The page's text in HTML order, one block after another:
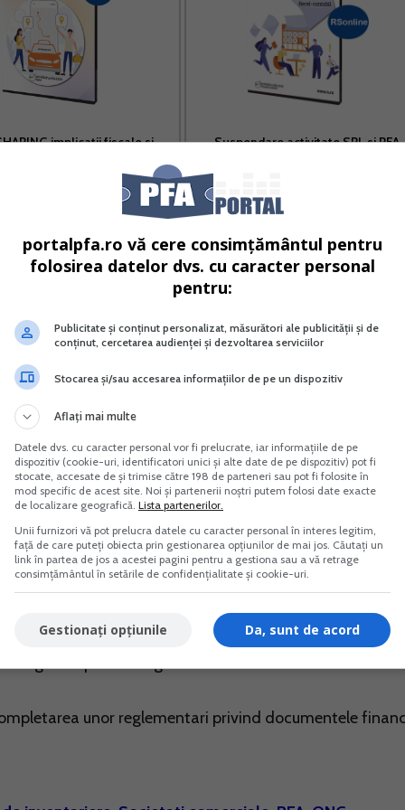
implicatii fiscale si
pentru PFA si SRL
Suspendare activitate SRL si PFA
de fiecare entitate in parte cuprind etape de
in contabilitate a rezultatelor inventarierii.
vreodata intr-o inventariere, operatiunea este
stresanta - pot aparea usor erori, situatii neprevazute,
majore intre patrimoniul stabilit la inventariere si
de inventariere, introduse de:
dividende pe parcursul anului
bugetare pentru asigurarea sustenabilitatii financiare a
unor reglementari privind documentele
portalpfa.ro vă cere consimțământul pentru
folosirea datelor dvs. cu caracter personal
pentru:
Publicitate și conținut personalizat, măsurători ale publicității și de
conținut, cercetarea audienței și dezvoltarea serviciilor
Stocarea și/sau accesarea informațiilor de pe un dispozitiv
Aflați mai multe
Datele dvs. cu caracter personal vor fi prelucrate, iar informațiile de pe
dispozitiv (cookie-uri, identificatori unici și alte date de pe dispozitiv) pot fi
stocate, accesate de și trimise către 198 de parteneri sau pot fi folosite în
mod specific de acest site. Noi și partenerii noștri putem folosi date exacte
de localizare geografică. Lista partenerilor.
Unii furnizori vă pot prelucra datele cu caracter personal în interes legitim,
față de care puteți obiecta prin gestionarea opțiunilor de mai jos. Căutați un
link în partea de jos a acestei pagini pentru a gestiona sau a vă retrage
consimțământul în setările de confidențialitate și cookie-uri.
Da, sunt de acord
Gestionați opțiunile